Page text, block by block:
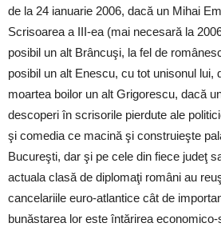
de la 24 ianuarie 2006, dacă un Mihai
Scrisoarea a III-ea (mai necesară la
posibil un alt Brâncuşi, la fel de
posibil un alt Enescu, cu tot unisonul lui,
moartea boilor un alt Grigorescu, dacă
descoperi în scrisorile pierdute ale
şi comedia ce macină şi construieşte
Bucureşti, dar şi pe cele din fiece judeţ
actuala clasă de diplomaţi români au
cancelariile euro-atlantice cât de
bunăstarea lor este întărirea